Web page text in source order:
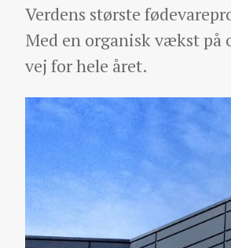
Verdens største
Med en organisk vækst på
vej for hele året.